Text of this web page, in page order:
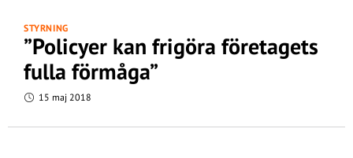
STYRNING
”Policyer kan frigöra företagets
fulla förmåga”
15 maj 2018